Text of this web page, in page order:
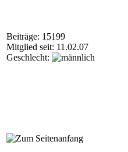
Beiträge: 15199
Mitglied seit: 11.02.07
Geschlecht: